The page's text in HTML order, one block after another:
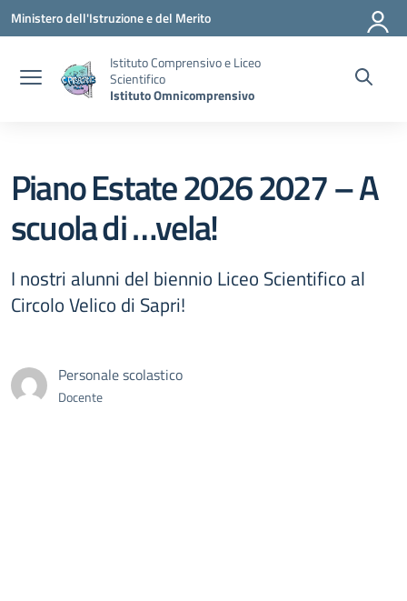
Vai ai contenuti
Vai al menu di navigazione
Vai al footer
Ministero dell'Istruzione e del Merito
Istituto Comprensivo e Liceo
Scientifico
Istituto Omnicomprensivo
Piano Estate 2026 2027 – A
scuola di …vela!
I nostri alunni del biennio Liceo Scientifico al
Circolo Velico di Sapri!
Personale scolastico
Docente